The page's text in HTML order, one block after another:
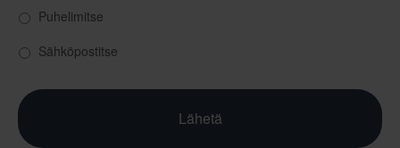
Puhelimitse
Sähköpostitse